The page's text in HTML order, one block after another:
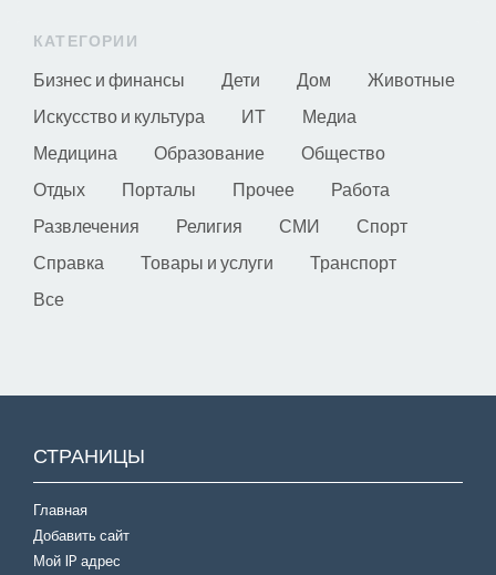
КАТЕГОРИИ
Бизнес и финансы Дети Дом
Животные
Искусство и культура
ИТ
Медиа
Медицина
Образование
Общество
Отдых
Порталы Прочее
Работа
Развлечения
Религия СМИ
Спорт
Справка
Товары и услуги
Транспорт
Все
СТРАНИЦЫ
Главная
Добавить сайт
Мой IP адрес